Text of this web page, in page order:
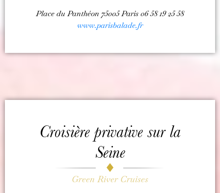
Place du Panthéon 75005 Paris 06 58 19 25 58
www.parisbalade.fr
Croisière privative sur la
Seine
Green River Cruises